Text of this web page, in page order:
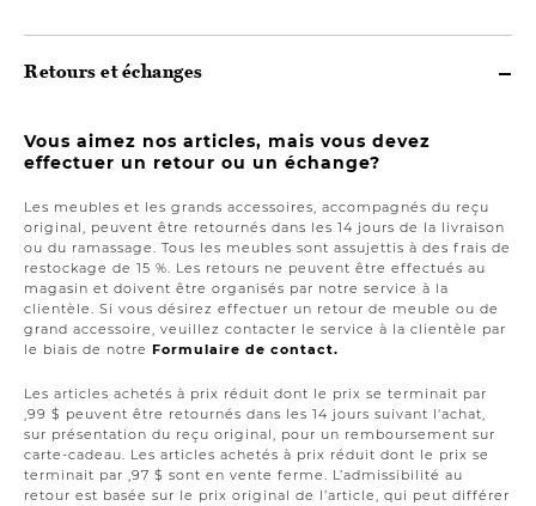
Retours et échanges
Vous aimez nos articles, mais vous devez
effectuer un retour ou un échange?
Les meubles et les grands accessoires, accompagnés du reçu
original, peuvent être retournés dans les 14 jours de la livraison
ou du ramassage. Tous les meubles sont assujettis à des frais de
restockage de 15 %. Les retours ne peuvent être effectués au
magasin et doivent être organisés par notre service à la
clientèle. Si vous désirez effectuer un retour de meuble ou de
grand accessoire, veuillez contacter le service à la clientèle par
le biais de notre Formulaire de contact.
Les articles achetés à prix réduit dont le prix se terminait par
,99 $ peuvent être retournés dans les 14 jours suivant l'achat,
sur présentation du reçu original, pour un remboursement sur
carte-cadeau. Les articles achetés à prix réduit dont le prix se
terminait par ,97 $ sont en vente ferme. L’admissibilité au
retour est basée sur le prix original de l’article, qui peut différer